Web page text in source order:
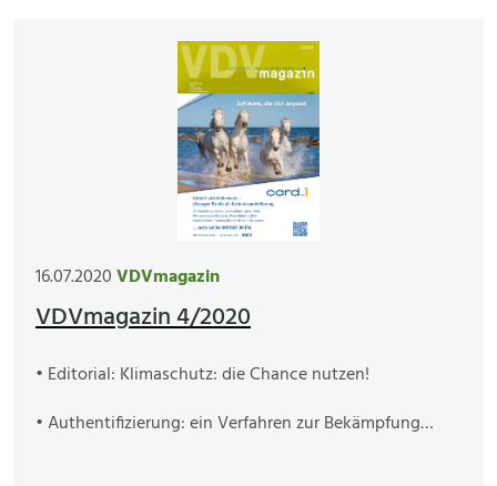
16.07.2020VDVmagazin
VDVmagazin 4/2020
• Editorial: Klimaschutz: die Chance nutzen!
• Authentifizierung: ein Verfahren zur Bekämpfung…